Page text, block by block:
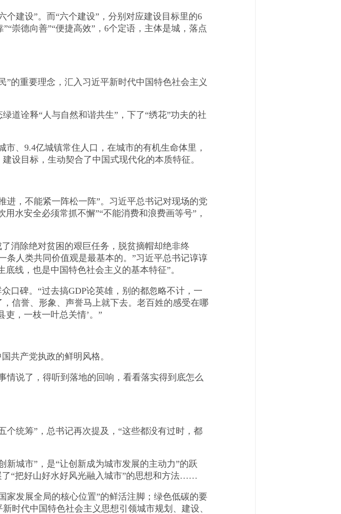
建设”。而“六个建设”，分别对应建设目标里的6
崇德向善”“便捷高效”，6个定语，主体是城，落点
重要理念，汇入习近平新时代中国特色社会主义
诠释“人与自然和谐共生”，下了“绣花”功夫的社
、9.4亿城镇常住人口，在城市的有机生命体里，
设目标，生动契合了中国式现代化的本质特征。
，不能紧一阵松一阵”。习近平总书记对现场的党
水安全必须常抓不懈”“不能消费和浪费画等号”，
除绝对贫困的艰巨任务，脱贫摘帽却绝非终
条人类共同价值观是最基本的。”习近平总书记谆谆
线，也是中国特色社会主义的基本特征”。
碑。“过去搞GDP论英雄，别的都忽略不计，一
信誉、形象、声誉马上就下去。老百姓的感受在哪
吏，一枝一叶总关情’。”
产党执政的鲜明风格。
说了，得听到落地的回响，看看落实得到底怎么
统筹”，总书记再次提及，“这些都没有过时，都
城市”，是“让创新成为城市发展的主动力”的跃
“把好山好水好风光融入城市”的思想和方法……
发展全局的核心位置”的鲜活注脚；绿色低碳的要
代中国特色社会主义思想引领城市规划、建设、